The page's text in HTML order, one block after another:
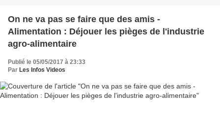
On ne va pas se faire que des amis -
Alimentation : Déjouer les pièges de l'industrie
agro-alimentaire
Publié le 05/05/2017 à 23:33
Par Les Infos Videos